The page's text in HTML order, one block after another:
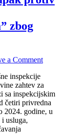
zbog
a Comment
inspekcije
zahtev za
sa inspekcijskim
četiri privredna
2024. godine, u
i usluga,